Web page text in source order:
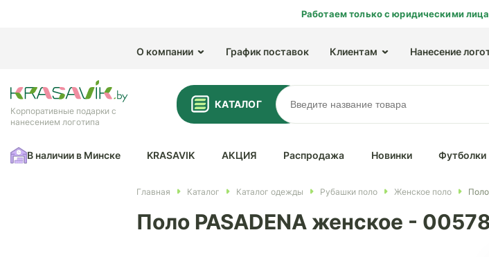
Работаем только с юридическими
О компании График поставок Клиентам Нанесение
Корпоративные подарки с
нанесением логотипа
КАТАЛОГ
В наличии в Минске KRASAVIK АКЦИЯ Распродажа Новинки Футболки
Главная Каталог Каталог одежды Рубашки поло Женское поло
Поло PASADENA женское -